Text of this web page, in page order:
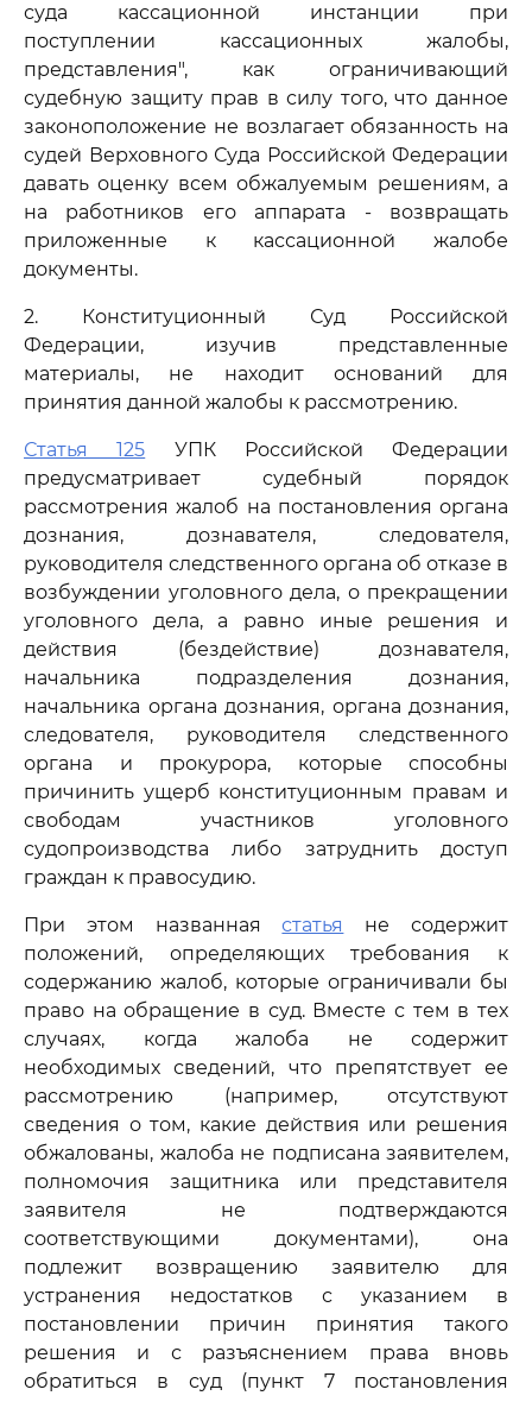
суда кассационной инстанции при
поступлении кассационных жалобы,
представления", как ограничивающий
судебную защиту прав в силу того, что данное
законоположение не возлагает обязанность на
судей Верховного Суда Российской Федерации
давать оценку всем обжалуемым решениям, а
на работников его аппарата - возвращать
приложенные к кассационной жалобе
документы.
2. Конституционный Суд Российской
Федерации, изучив представленные
материалы, не находит оснований для
принятия данной жалобы к рассмотрению.
Статья 125 УПК Российской Федерации
предусматривает судебный порядок
рассмотрения жалоб на постановления органа
дознания, дознавателя, следователя,
руководителя следственного органа об отказе в
возбуждении уголовного дела, о прекращении
уголовного дела, а равно иные решения и
действия (бездействие) дознавателя,
начальника подразделения дознания,
начальника органа дознания, органа дознания,
следователя, руководителя следственного
органа и прокурора, которые способны
причинить ущерб конституционным правам и
свободам участников уголовного
судопроизводства либо затруднить доступ
граждан к правосудию.
При этом названнаястатья
не содержит
положений, определяющих требования к
содержанию жалоб, которые ограничивали бы
право на обращение в суд. Вместе с тем в тех
случаях, когда жалоба не содержит
необходимых сведений, что препятствует ее
рассмотрению (например, отсутствуют
сведения о том, какие действия или решения
обжалованы, жалоба не подписана заявителем,
полномочия защитника или представителя
заявителя не подтверждаются
соответствующими документами), она
подлежит возвращению заявителю для
устранения недостатков с указанием в
постановлении причин принятия такого
решения и с разъяснением права вновь
обратиться в суд (пункт 7 постановления